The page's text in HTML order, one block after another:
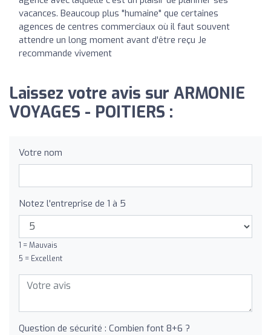
vacances. Beaucoup plus "humaine" que certaines
agences de centres commerciaux où il faut souvent
attendre un long moment avant d'être reçu Je
recommande vivement
Laissez votre avis sur ARMONIE
VOYAGES - POITIERS :
Votre nom
Notez l'entreprise de 1 à 5
1 = Mauvais
5 = Excellent
Question de sécurité : Combien font 8+6 ?